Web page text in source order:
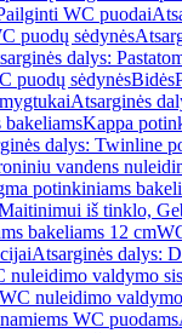
WC puodai
puodų sėdynės
dalys:
puodų sėdynėsBidės
Atsarginės
bakeliamsKappa
dalys: Twinline
vandens
potinkiniams
iš tinklo,
bakeliams 12 cm
Atsarginės dalys:
nuleidimo valdymo
nuleidimo
WC puodams